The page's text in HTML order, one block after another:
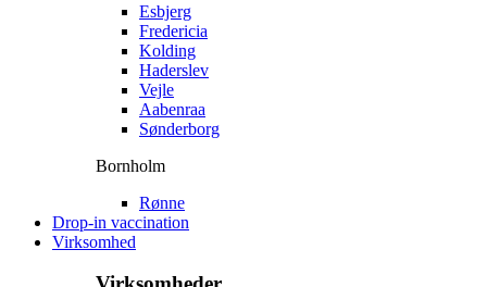
Esbjerg
Fredericia
Kolding
Haderslev
Vejle
Aabenraa
Sønderborg
Bornholm
Rønne
Drop-in vaccination
Virksomhed